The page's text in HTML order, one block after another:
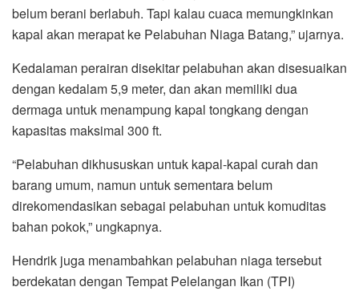
belum berani berlabuh. Tapi kalau cuaca memungkinkan
kapal akan merapat ke Pelabuhan Niaga Batang,” ujarnya.
Kedalaman perairan disekitar pelabuhan akan disesuaikan
dengan kedalam 5,9 meter, dan akan memiliki dua
dermaga untuk menampung kapal tongkang dengan
kapasitas maksimal 300 ft.
“Pelabuhan dikhususkan untuk kapal-kapal curah dan
barang umum, namun untuk sementara belum
direkomendasikan sebagai pelabuhan untuk komuditas
bahan pokok,” ungkapnya.
Hendrik juga menambahkan pelabuhan niaga tersebut
berdekatan dengan Tempat Pelelangan Ikan (TPI)